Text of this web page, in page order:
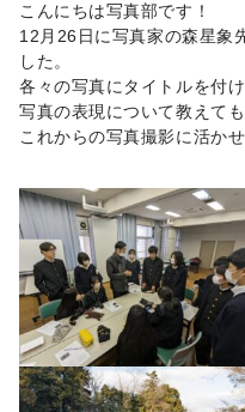
こんにちは写真部です！
12月26日に写真家の森星象
した。
各々の写真にタイトルを付
写真の表現について教えても
これからの写真撮影に活か